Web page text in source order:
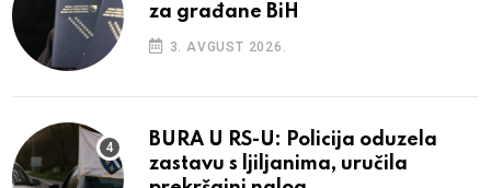
za građane BiH
3. AVGUST 2026.
BURA U RS-U: Policija oduzela
zastavu s ljiljanima, uručila